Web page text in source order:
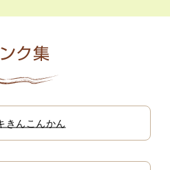
ク集
きんこんかん